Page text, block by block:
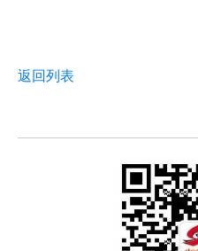
返回列表